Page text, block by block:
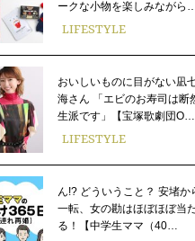
ークな小物を楽しみながら
LIFESTYLE
おいしいものに目がない凪
海さん 「エビのお寿司は断
生派です」【宝塚歌劇団O…
LIFESTYLE
ん!? どういうこと？ 安堵か
一転、女の勘はほぼほぼ当
る！【中学生ママ（40…